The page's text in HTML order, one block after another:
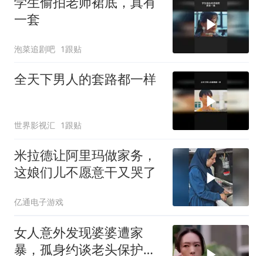
一套
泡菜追剧吧 1跟贴
全天下男人的套路都一样
世界影视汇 1跟贴
米拉德让阿里玛做家务，
这娘们儿不愿意干又哭了
亿通电子游戏
女人意外发现婆婆遭家
暴，孤身约谈老头保护婆